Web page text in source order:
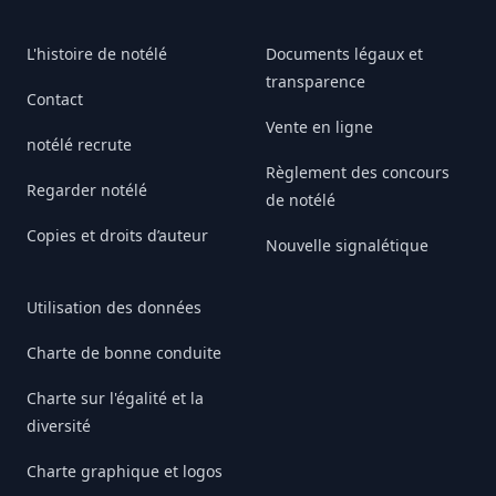
L'histoire de notélé
Contact
notélé recrute
Regarder notélé
Copies et droits d’auteur
Utilisation des données
Charte de bonne conduite
Charte sur l'égalité et la
diversité
Charte graphique et logos
Documents légaux et
transparence
Vente en ligne
Règlement des concours
de notélé
Nouvelle signalétique